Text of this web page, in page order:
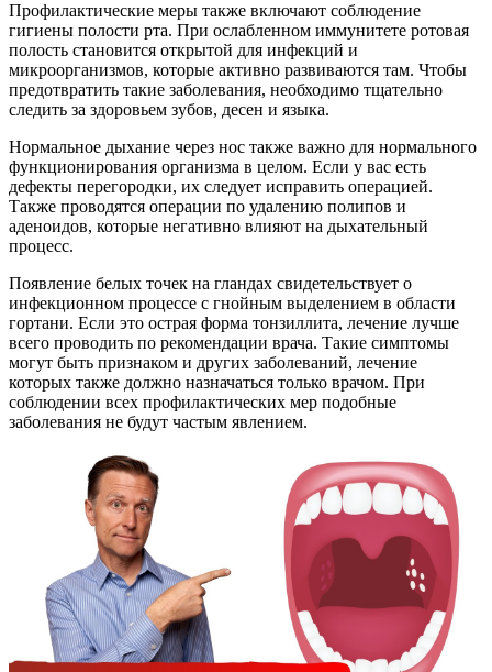
Профилактические меры также включают соблюдение
гигиены полости рта. При ослабленном иммунитете ротовая
полость становится открытой для инфекций и
микроорганизмов, которые активно развиваются там. Чтобы
предотвратить такие заболевания, необходимо тщательно
следить за здоровьем зубов, десен и языка.
Нормальное дыхание через нос также важно для нормального
функционирования организма в целом. Если у вас есть
дефекты перегородки, их следует исправить операцией.
Также проводятся операции по удалению полипов и
аденоидов, которые негативно влияют на дыхательный
процесс.
Появление белых точек на гландах свидетельствует о
инфекционном процессе с гнойным выделением в области
гортани. Если это острая форма тонзиллита, лечение лучше
всего проводить по рекомендации врача. Такие симптомы
могут быть признаком и других заболеваний, лечение
которых также должно назначаться только врачом. При
соблюдении всех профилактических мер подобные
заболевания не будут частым явлением.